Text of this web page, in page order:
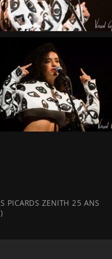
PICARDS ZENITH 25 ANS